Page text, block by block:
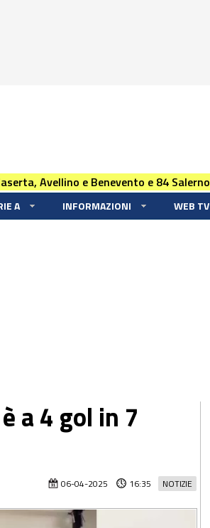
Avellino e Benevento e 84 Salerno
A INFORMAZIONI WEB TV
a 4 gol in 7
NOTIZIE
06-04-2025 16:35